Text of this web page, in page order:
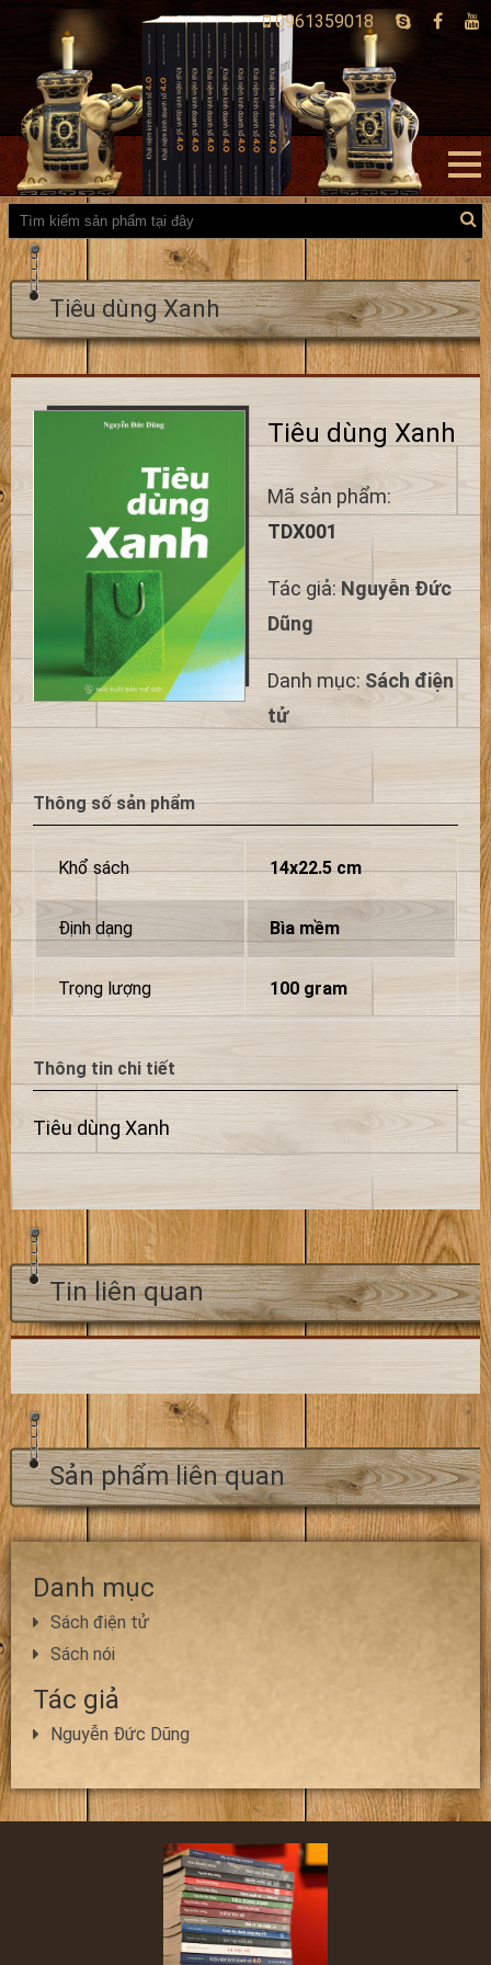
0961359018
Tiêu dùng Xanh
Tiêu dùng Xanh
Mã sản phẩm:
TDX001
Tác giả:Nguyễn Đức
Dũng
Danh mục: Sách điện
tử
Thông số sản phẩm
Khổ sách 14x22.5 cm
Định dạng Bìa mềm
Trọng lượng 100 gram
Thông tin chi tiết
Tiêu dùng Xanh
Tin liên quan
Sản phẩm liên quan
Danh mục
Sách điện tử
Sách nói
Tác giả
Nguyễn Đức Dũng